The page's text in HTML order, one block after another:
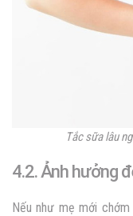
Tắc sữa lâu
4.2. Ảnh hưởng
Nếu như mẹ mới